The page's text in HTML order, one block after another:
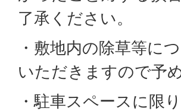
了承ください。
・敷地内の除草等に
いただきますので予
・駐車スペースに限